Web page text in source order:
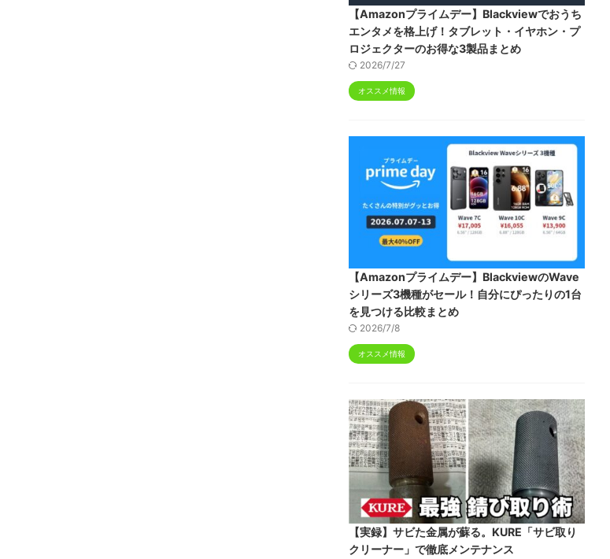
【Amazonプライムデー】Blackviewでおうち
エンタメを格上げ！タブレット・イヤホン・プ
ロジェクターのお得な3製品まとめ
2026/7/27
オススメ情報
【Amazonプライムデー】BlackviewのWave
シリーズ3機種がセール！自分にぴったりの1台
を見つける比較まとめ
2026/7/8
オススメ情報
【実録】サビた金属が蘇る。KURE「サビ取り
クリーナー」で徹底メンテナンス